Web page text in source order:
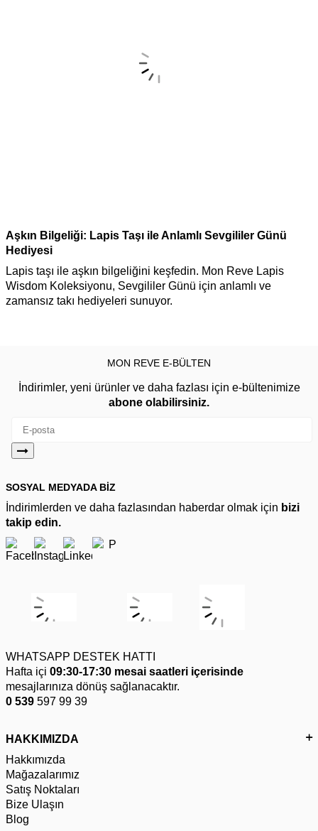
Aşkın Bilgeliği: Lapis Taşı ile Anlamlı Sevgililer Günü
Hediyesi
Lapis taşı ile aşkın bilgeliğini keşfedin. Mon Reve Lapis
Wisdom Koleksiyonu, Sevgililer Günü için anlamlı ve
zamansız takı hediyeleri sunuyor.
MON REVE E-BÜLTEN
İndirimler, yeni ürünler ve daha fazlası için e-bültenimize
abone olabilirsiniz.
SOSYAL MEDYADA BİZ
İndirimlerden ve daha fazlasından haberdar olmak için bizi
takip edin.
WHATSAPP DESTEK HATTI
Hafta içi 09:30-17:30 mesai saatleri içerisinde
mesajlarınıza dönüş sağlanacaktır.
0 539 597 99 39
HAKKIMIZDA
Hakkımızda
Mağazalarımız
Satış Noktaları
Bize Ulaşın
Blog